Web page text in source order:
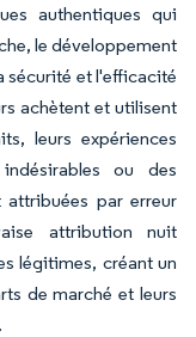
authentiques qui
le développement
sécurité et l'efficacité
achètent et utilisent
leurs expériences
ou des
par erreur
attribution nuit
légitimes, créant un
de marché et leurs